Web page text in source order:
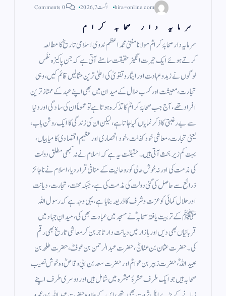
hira-online.com اگست 7, 2026 0 Comments
سرمایہ دار صحابہ کرام
سرمایہ دار صحابۂ کرامؓ مولانا مفتی محمد اعظم ندوی اسلامی تاریخ کا مطالعہ
کرتے ہوئے ایک حیرت انگیز حقیقت سامنے آتی ہے کہ جن پاکیزہ نفَس
لوگوں نے زہد وعبادت اور ایثار وتقویٰ کی اعلیٰ ترین مثالیں قائم کیں، وہی
تجارت، معیشت اور کسب حلال کے میدان میں بھی اپنے عہد کے ممتاز ترین
افراد تھے، آج جب صحابۂ کرامؓ کا تذکرہ ہوتا ہے تو عموماً ان کی سادگی اور دنیا
سے بے رغبتی کا ذکر نمایاں کیا جاتا ہے، لیکن ان کی زندگی کا ایک روشن باب،
یعنی تجارت، معاشی خود کفالت، خود انحصاری اور عظیم اقتصادی کامیابیاں،
بہت کم زیر بحث آتی ہیں۔ حقیقت یہ ہے کہ اسلام نے نہ کبھی مطلق دولت
کی مذمت کی اور نہ خوش حالی کو روحانیت کے منافی قرار دیا، اسلام نے ناجائز
ذرائع سے حاصل کی گئی دولت کی مذمت کی ہے، جبکہ محنت، تجارت، دیانت
اور حلال کمائی کو عزت وشرف کا ذریعہ بنایا ہے، یہی وجہ ہے کہ رسول اللہ
ﷺ کے تربیت یافتہ صحابہؓ نے مسجد میں عبادت بھی کی، میدانِ جہاد میں
قربانیاں بھی دیں اور بازار میں دیانت دار تاجر بن کر معاشی تاریخ بھی رقم
کی۔ حضرت عثمان بن عفانؓ، حضرت عبدالرحمن بن عوفؓ، حضرت طلحہ بن
عبیداللہؓ، حضرت زبیر بن عوامؓ اور حضرت سعد بن ابی وقاصؓ وہ خوش نصیب
صحابہ ہیں جو ایک طرف عشرۂ مبشرہ میں شامل ہیں اور دوسری طرف اپنے